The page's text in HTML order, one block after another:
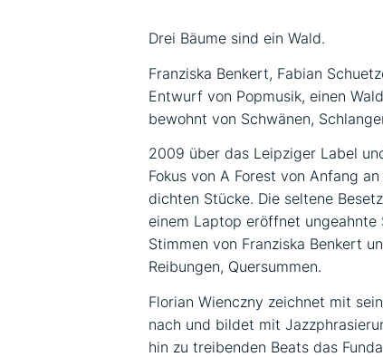
Drei Bäume sind ein Wald.
Franziska Benkert, Fabian
Entwurf von Popmusik, einen
bewohnt von Schwänen,
2009 über das Leipziger Label
Fokus von A Forest von Anfang
dichten Stücke. Die seltene
einem Laptop eröffnet ungeahnte
Stimmen von Franziska Benkert
Reibungen, Quersummen.
Florian Wienczny zeichnet mit
nach und bildet mit
hin zu treibenden Beats das